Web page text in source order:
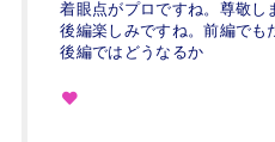
着眼点がプロですね。尊敬し
後編楽しみですね。前編でも
後編ではどうなるか